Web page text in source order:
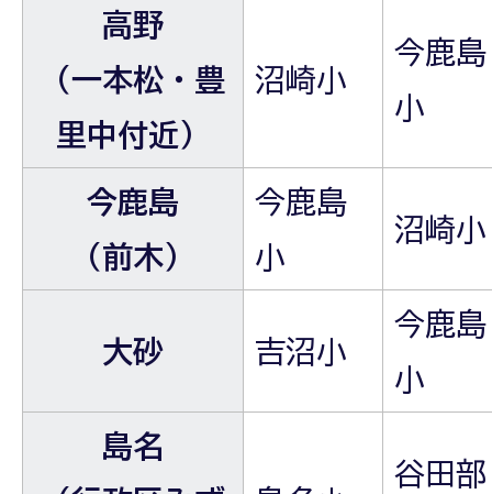
高野
（一本松・豊
里中付近）
沼崎小
今鹿島
小
今鹿島
（前木）
今鹿島
小
沼崎小
大砂 吉沼小
今鹿島
小
島名
谷田部